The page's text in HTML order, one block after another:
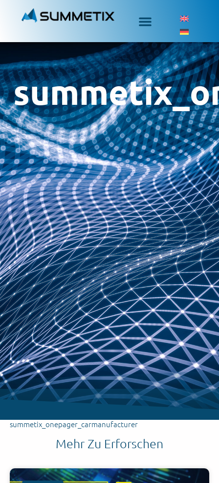
summetix_onepager_carmanufacturer
Mehr Zu Erforschen